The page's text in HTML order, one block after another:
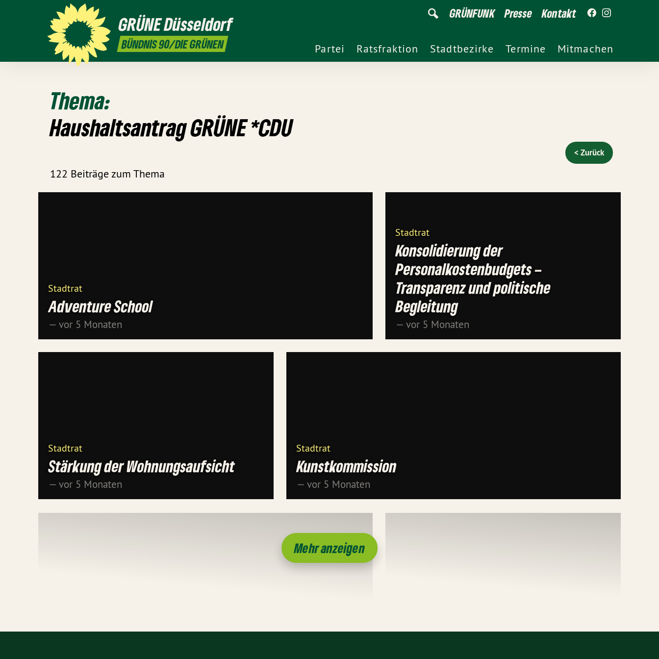
GRÜNEDüsseldorf
BÜNDNIS 90/DIE GRÜNEN
GRÜNFUNK Presse Kontakt
Partei Ratsfraktion Stadtbezirke Termine Mitmachen
Thema:
Haushaltsantrag GRÜNE *CDU
122 Beiträge zum Thema
< Zurück
Stadtrat
Adventure School
— vor 5 Monaten
Stadtrat
Konsolidierung der
Personalkostenbudgets –
Transparenz und politische
Begleitung
— vor 5 Monaten
Stadtrat
Stärkung der Wohnungsaufsicht
— vor 5 Monaten
Stadtrat
Kunstkommission
— vor 5 Monaten
Mehr anzeigen